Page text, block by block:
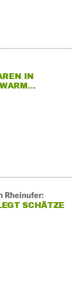
IN
Rheinufer:
SCHÄTZE